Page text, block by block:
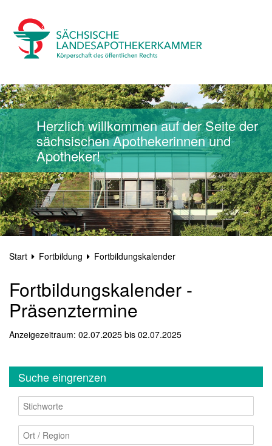
Herzlich willkommen auf der Seite der
sächsischen Apothekerinnen und
Apotheker!
Start Fortbildung Fortbildungskalender
Fortbildungskalender -
Präsenztermine
Anzeigezeitraum: 02.07.2025 bis 02.07.2025
Suche eingrenzen
Stichworte
Ort / Region